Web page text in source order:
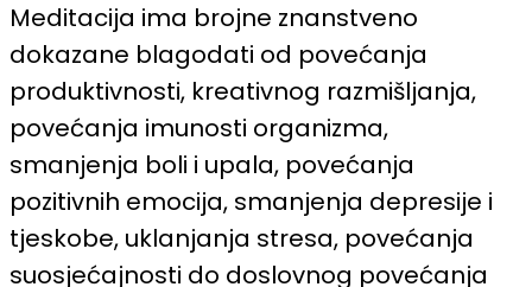
–
UKLJUČITE
OAZE
MIRA
USRED
KAOTIČNOG
Meditacija ima brojne znanstveno
dokazane blagodati od povećanja
produktivnosti, kreativnog razmišljanja,
povećanja imunosti organizma,
smanjenja boli i upala, povećanja
pozitivnih emocija, smanjenja depresije i
tjeskobe, uklanjanja stresa, povećanja
suosjećajnosti do doslovnog povećanja